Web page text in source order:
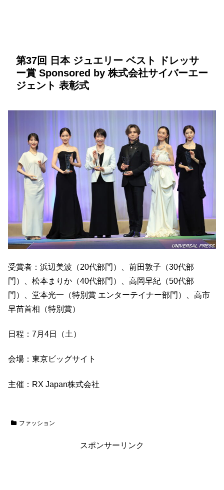
第37回 日本 ジュエリー ベスト ドレッサ
ー賞 Sponsored by 株式会社サイバーエー
ジェント 表彰式
受賞者：浜辺美波（20代部門）、前田敦子（30代部
門）、松本まりか（40代部門）、高岡早紀（50代部
門）、堂本光一（特別賞 エンターテイナー部門）、高市
早苗首相（特別賞）
日程：7月4日（土）
会場：東京ビッグサイト
主催：RX Japan株式会社
ファッション
スポンサーリンク